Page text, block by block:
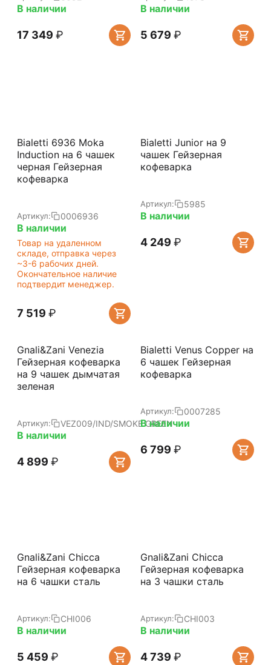
В наличии
17 349 ₽
В наличии
5 679 ₽
Bialetti 6936 Moka
Induction на 6 чашек
черная Гейзерная
кофеварка
Артикул: 0006936
В наличии
Товар на удаленном
складе, отправка через
~3-6 рабочих дней.
Окончательное наличие
подтвердит менеджер.
7 519 ₽
Bialetti Junior на 9
чашек Гейзерная
кофеварка
Артикул: 5985
В наличии
4 249 ₽
Gnali&Zani Venezia
Гейзерная кофеварка
на 9 чашек дымчатая
зеленая
Артикул: VEZ009/IND/SMOKE GREEN
В наличии
4 899 ₽
Bialetti Venus Copper на
6 чашек Гейзерная
кофеварка
Артикул: 0007285
В наличии
6 799 ₽
Gnali&Zani Chicca
Гейзерная кофеварка
на 6 чашки сталь
Артикул: CHI006
В наличии
5 459 ₽
Gnali&Zani Chicca
Гейзерная кофеварка
на 3 чашки сталь
Артикул: CHI003
В наличии
4 739 ₽